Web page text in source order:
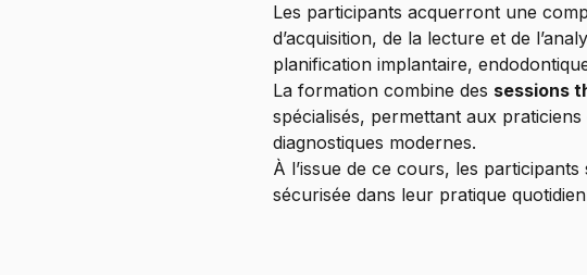
Les participants acquerront une
d’acquisition, de la lecture et de
planification implantaire,
La formation combine des sessions
spécialisés, permettant aux
diagnostiques modernes.
À l’issue de ce cours, les
sécurisée dans leur pratique